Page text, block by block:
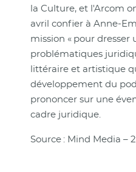
la Culture, et l'Arcom
avril confier à Anne-
mission « pour dresser
problématiques
littéraire et artistique
développement du
prononcer sur une
cadre juridique.
Source : Mind Media –